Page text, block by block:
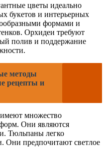
цветы идеально
букетов и интерьерных
формами и
Орхидеи требуют
полив и поддержание
методы
рецепты и
множество
Они являются
Тюльпаны легко
Они предпочитают светлое